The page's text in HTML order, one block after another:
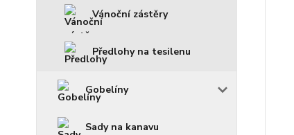
Vánoční zástěry
Předlohy na tesilenu
Gobelíny
Sady na kanavu